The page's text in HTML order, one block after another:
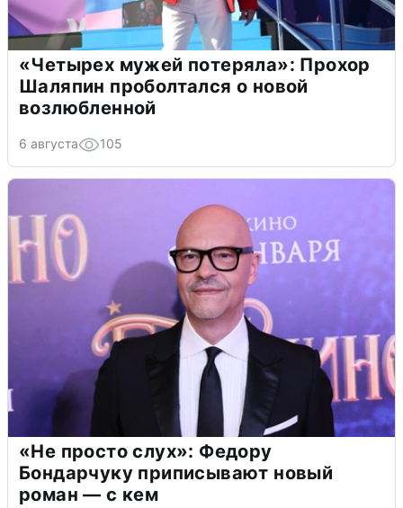
«Четырех мужей потеряла»: Прохор
Шаляпин проболтался о новой
возлюбленной
6 августа 105
«Не просто слух»: Федору
Бондарчуку приписывают новый
роман — с кем